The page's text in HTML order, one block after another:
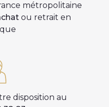
métropolitaine
ou retrait en
disposition au